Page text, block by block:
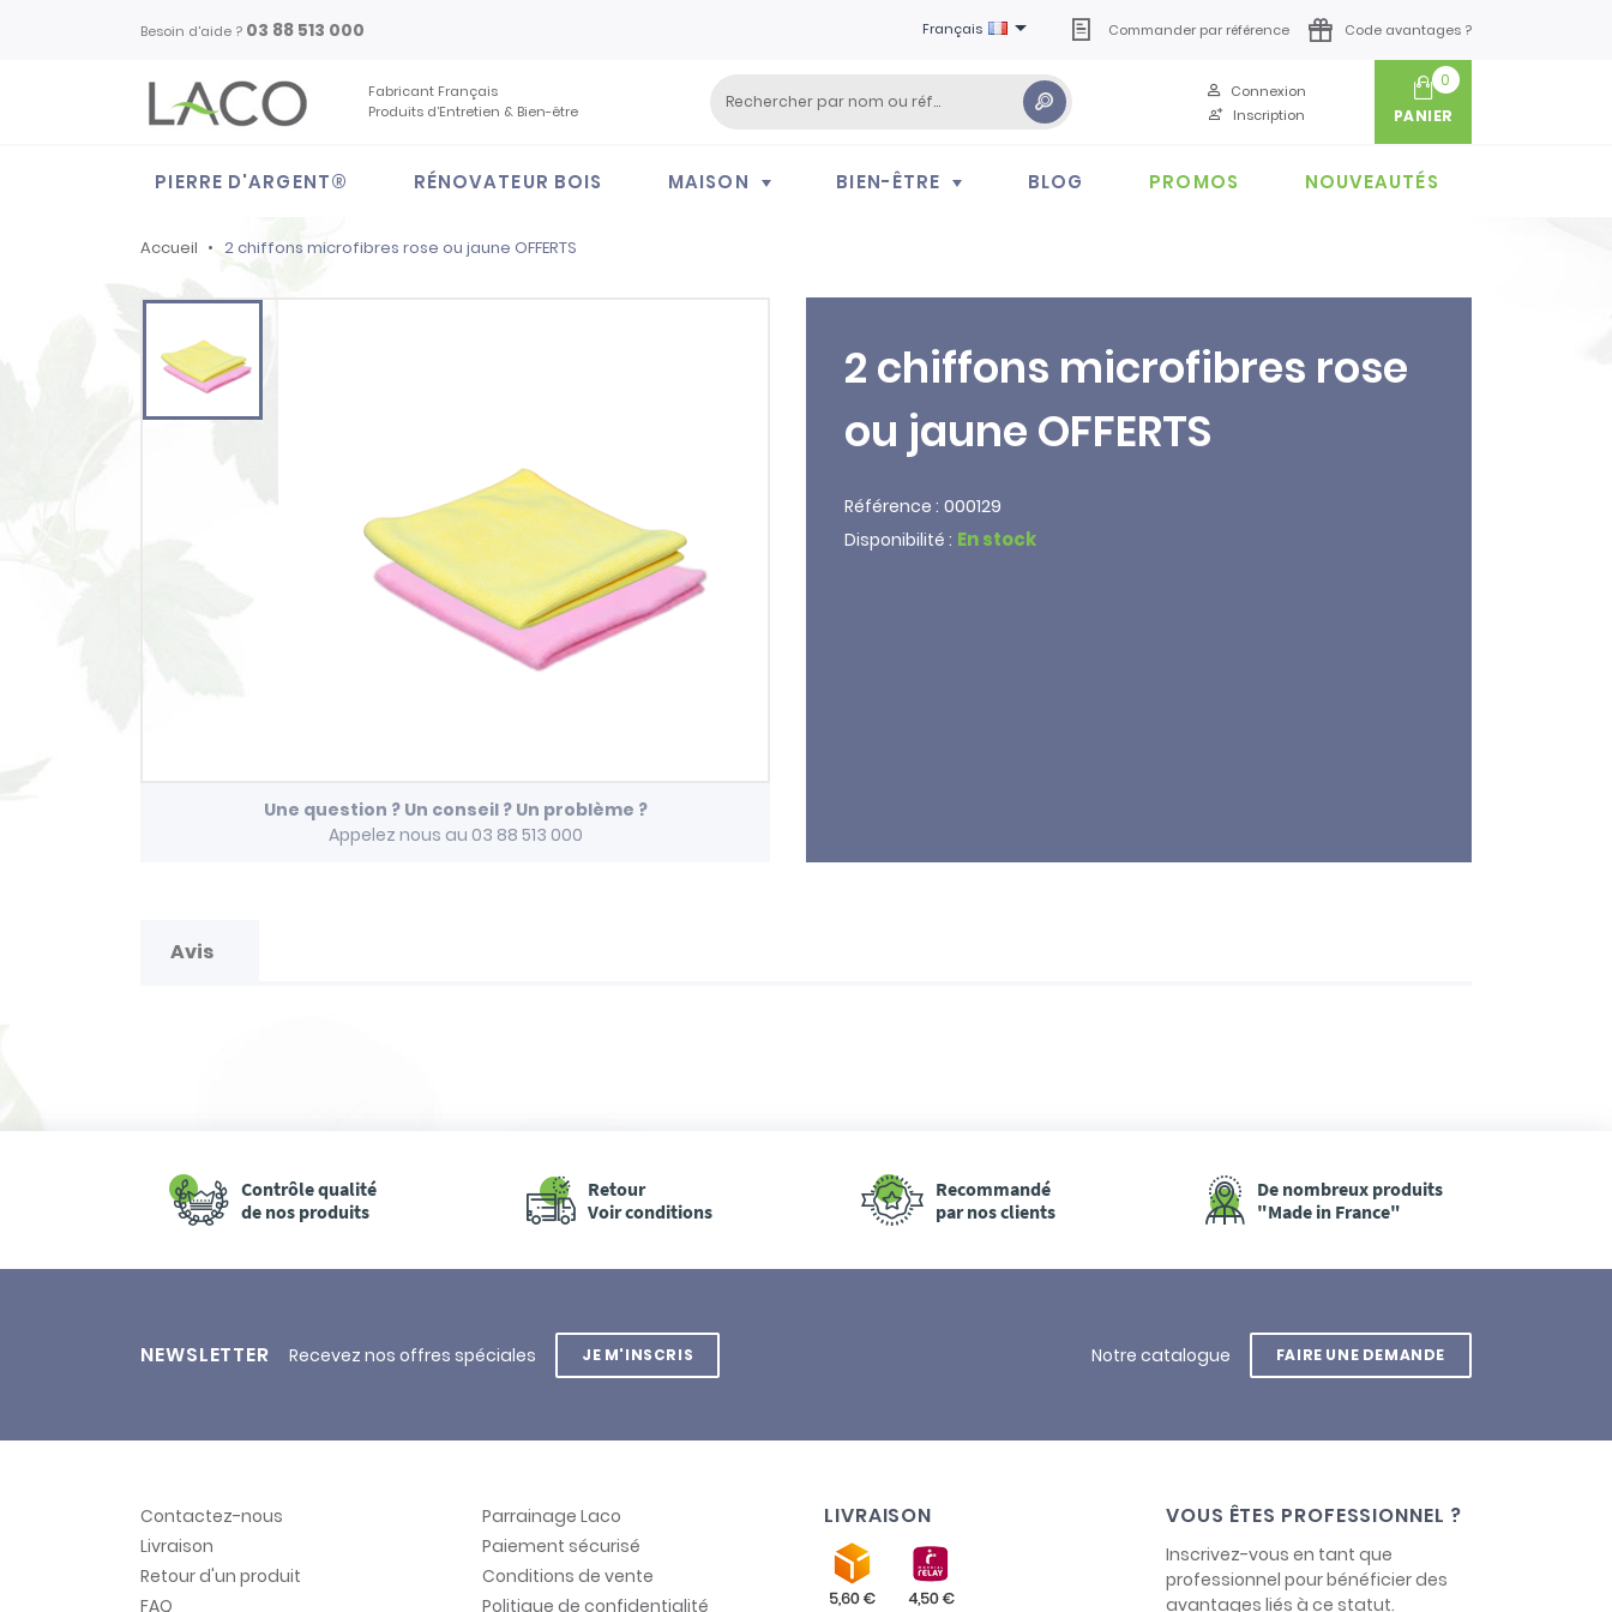
Besoin d'aide ? 03 88 513 000 Français  Commander par référence Code avantages ?
Fabricant Français
Produits d’Entretien & Bien-être
Inscription
Connexion
0
PANIER
PIERRE D'ARGENT® RÉNOVATEUR BOIS MAISON BIEN-ÊTRE BLOG PROMOS NOUVEAUTÉS
Accueil 2 chiffons microfibres rose ou jaune OFFERTS
Une question ? Un conseil ? Un problème ?
Appelez nous au 03 88 513 000
2 chiffons microfibres rose
ou jaune OFFERTS
Référence : 000129
Disponibilité : En stock
Avis
Contrôle qualité
de nos produits
Retour
Voir conditions
Recommandé
par nos clients
De nombreux produits
"Made in France"
NEWSLETTER Recevez nos offres spéciales JE M'INSCRIS Notre catalogue FAIRE UNE DEMANDE
Contactez-nous
Livraison
Retour d'un produit
FAQ
Parrainage Laco
Paiement sécurisé
Conditions de vente
Politique de confidentialité
LIVRAISON VOUS ÊTES PROFESSIONNEL ?
Inscrivez-vous en tant que
professionnel pour bénéficier des
avantages liés à ce statut.